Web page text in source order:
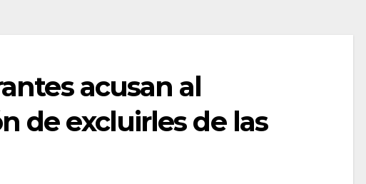
acusan al
de excluirles de las